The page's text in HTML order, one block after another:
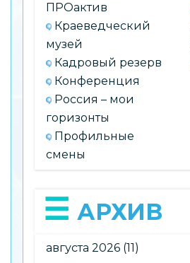
ПРОактив
Краеведческий
музей
Кадровый резерв
Конференция
Россия – мои
горизонты
Профильные
смены
АРХИВ
августа 2026 (11)